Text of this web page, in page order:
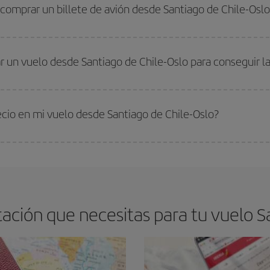
Además, sobre todo si estás pensando en una escapada de fin de
un billete de avión desde Santiago de Chile-
Además, si buscas los vuelos con las fechas y los horarios del viaje un
un vuelo desde Santiago de Chile-Oslo para conseguir
con antelación es
fundamental para conseguirvuelos baratos a
en mi vuelo desde Santiago de Chile-Oslo?
que necesitas para tu vuelo